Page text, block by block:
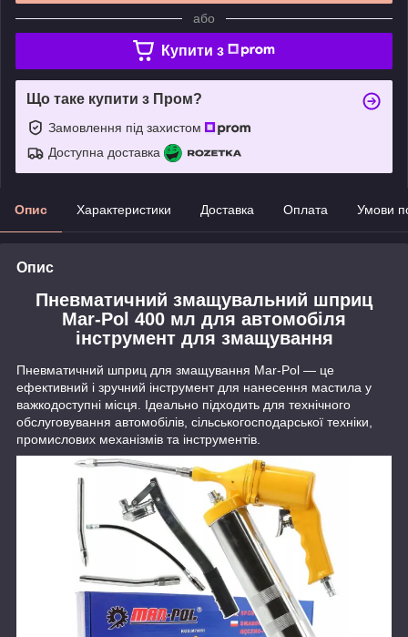
або
Купити з
Що таке купити з Пром?
Замовлення під захистом
Доступна доставка
Опис Характеристики Доставка Оплата Умови
Опис
Пневматичний змащувальний шприц
Mar-Pol 400 мл для автомобіля
інструмент для змащування
Пневматичний шприц для змащування Mar-Pol — це
ефективний і зручний інструмент для нанесення мастила у
важкодоступні місця. Ідеально підходить для технічного
обслуговування автомобілів, сільськогосподарської техніки,
промислових механізмів та інструментів.